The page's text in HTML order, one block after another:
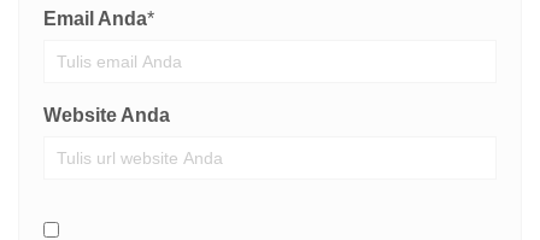
Email Anda*
Website Anda